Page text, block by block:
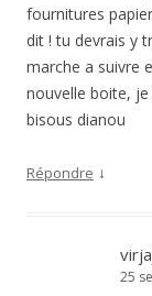
fournitures
dit ! tu devrais y
marche a suivre
nouvelle boite,
bisous dianou
Répondre ↓
25